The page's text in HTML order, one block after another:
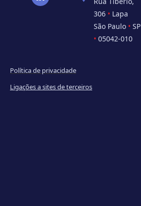
306 • Lapa
São Paulo •SP
• 05042-010
Política de privacidade
Ligações a sites de terceiros